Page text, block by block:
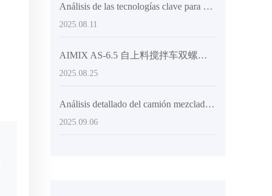
Análisis de las tecnologías clave para mejorar la flexibilidad y la eficiencia de descarga de los mezcladores de concreto
2025.08.11
AIMIX AS-6.5 自上料搅拌车双螺旋系统实测表现与客户反馈汇总
2025.08.25
Análisis detallado del camión mezclador de concreto autoloading y su aplicación eficiente en proyectos de gran y mediano tamaño
2025.09.06